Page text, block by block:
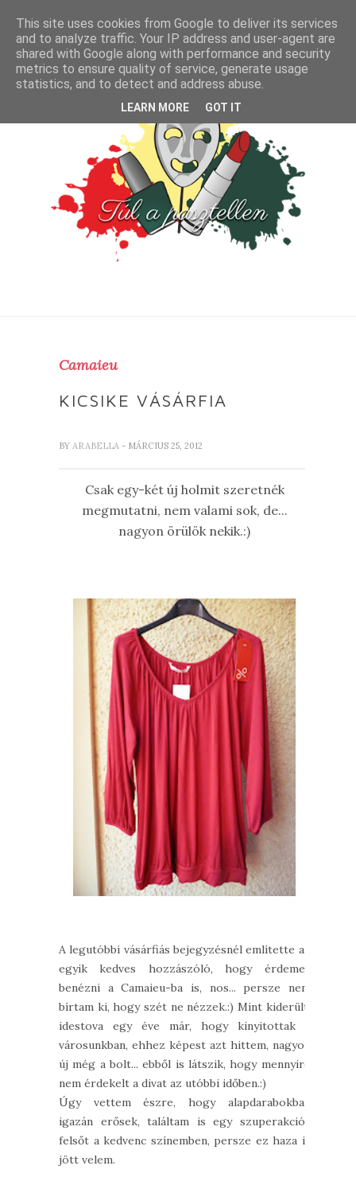
Camaieu
KICSIKE VÁSÁRFIA
BY ARABELLA - MÁRCIUS 25, 2012
Csak egy-két új holmit szeretnék
megmutatni, nem valami sok, de...
nagyon örülök nekik.:)
A legutóbbi vásárfiás bejegyzésnél említette az
egyik kedves hozzászóló, hogy érdemes
benézni a Camaieu-ba is, nos... persze nem
bírtam ki, hogy szét ne nézzek.:) Mint kiderült,
idestova egy éve már, hogy kinyitottak a
városunkban, ehhez képest azt hittem, nagyon
új még a bolt... ebből is látszik, hogy mennyire
nem érdekelt a divat az utóbbi időben.:)
Úgy vettem észre, hogy alapdarabokban
igazán erősek, találtam is egy szuperakciós
felsőt a kedvenc színemben, persze ez haza is
jött velem.
This site uses cookies from Google to deliver its services
and to analyze traffic. Your IP address and user-agent are
shared with Google along with performance and security
metrics to ensure quality of service, generate usage
statistics, and to detect and address abuse.
LEARN MORE GOT IT